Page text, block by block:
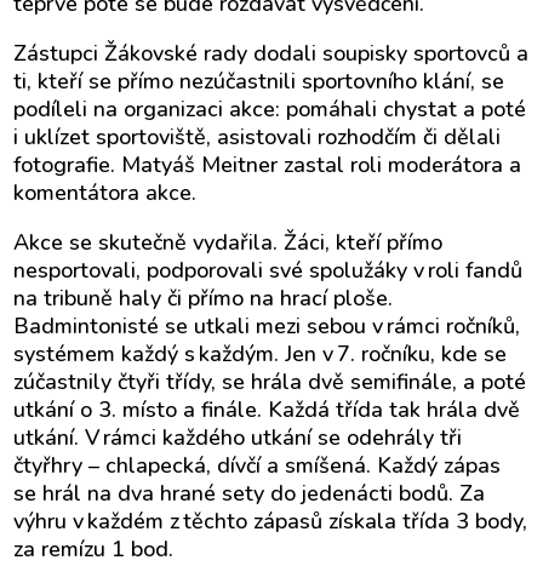
Zástupci Žákovské rady dodali soupisky sportovců a
ti, kteří se přímo nezúčastnili sportovního klání, se
podíleli na organizaci akce: pomáhali chystat a poté
i uklízet sportoviště, asistovali rozhodčím či dělali
fotografie. Matyáš Meitner zastal roli moderátora a
komentátora akce.
Akce se skutečně vydařila. Žáci, kteří přímo
nesportovali, podporovali své spolužáky v roli fandů
na tribuně haly či přímo na hrací ploše.
Badmintonisté se utkali mezi sebou v rámci ročníků,
systémem každý s každým. Jen v 7. ročníku, kde se
zúčastnily čtyři třídy, se hrála dvě semifinále, a poté
utkání o 3. místo a finále. Každá třída tak hrála dvě
utkání. V rámci každého utkání se odehrály tři
čtyřhry – chlapecká, dívčí a smíšená. Každý zápas
se hrál na dva hrané sety do jedenácti bodů. Za
výhru v každém z těchto zápasů získala třída 3 body,
za remízu 1 bod.